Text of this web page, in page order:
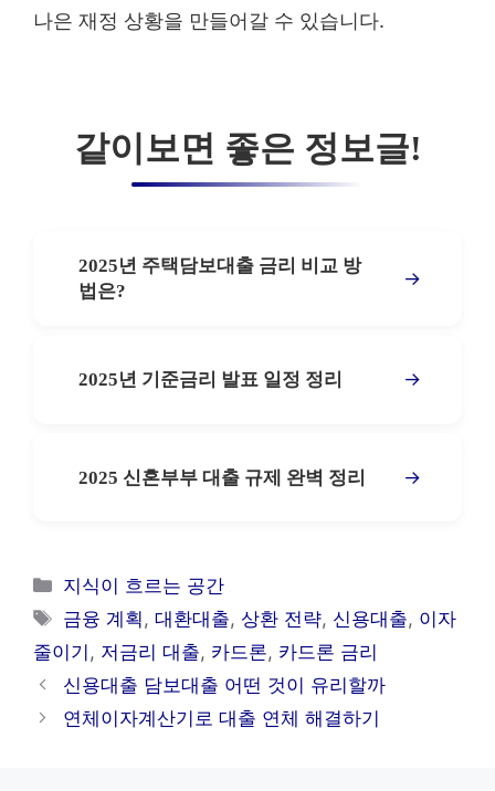
나은 재정 상황을 만들어갈 수 있습니다.
같이보면 좋은 정보글!
2025년 주택담보대출 금리 비교 방
법은?
→
2025년 기준금리 발표 일정 정리 →
2025 신혼부부 대출 규제 완벽 정리 →
카
테
고
리
지식이 흐르는 공간
태
그
금융 계획 ,대환대출, 상환 전략, 신용대출, 이자
줄이기 , 저금리 대출, 카드론, 카드론 금리
신용대출 담보대출 어떤 것이 유리할까
연체이자계산기로 대출 연체 해결하기